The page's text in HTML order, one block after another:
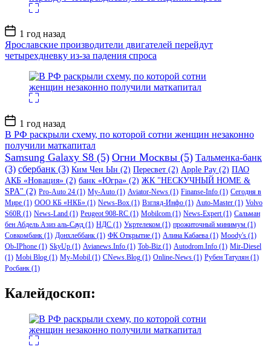
Дата
записи
1 год назад
Ярославские производители двигателей перейдут
четырехдневку из-за падения спроса
Дата
записи
1 год назад
В РФ раскрыли схему, по которой сотни женщин незаконно
получили маткапитал
Samsung Galaxy S8 (5) Огни Москвы (5) Тальменка-банк
(3) сбербанк (3) Ким Чен Ын (2) Пересвет (2) Apple Pay (2) ПАО
АКБ «Новация» (2) банк «Югра» (2) ЖК "НЕСКУЧНЫЙ HOME &
SPA" (2) Pro-Auto 24 (1) My-Auto (1) Aviator-News (1) Finanse-Info (1) Сегодня в
Мире (1) ООО КБ «НКБ» (1) News-Box (1) Взгляд-Инфо (1) Auto-Master (1) Volvo
S60R (1) News-Land (1) Peugeot 908-RC (1) Mobilcom (1) News-Expert(1) Сальман
бен Абдель Азиз аль-Сауд (1) НДС (1) Укртелеком (1) прожиточный минимум (1)
Совкомбанк (1) Донхлеббанк (1) ФК Открытие (1) Алина Кабаева (1) Moody's (1)
Ob-IPhone (1) SkyUp (1) Avianews.Info (1) Tob-Biz (1) Autodrom.Info (1) Mir-Diesel
(1) Mobi Blog (1) My-Mobil (1) CNews.Blog (1) Online-News (1) Рубен Татулян (1)
Росбанк (1)
Калейдоскоп: